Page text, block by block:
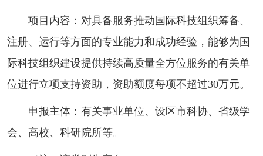
项目内容：对具备服务推动国际科技组织筹备、
注册、运行等方面的专业能力和成功经验，能够为国
际科技组织建设提供持续高质量全方位服务的有关单
位进行立项支持资助，资助额度每项不超过30万元。
申报主体：有关事业单位、设区市科协、省级学
会、高校、科研院所等。